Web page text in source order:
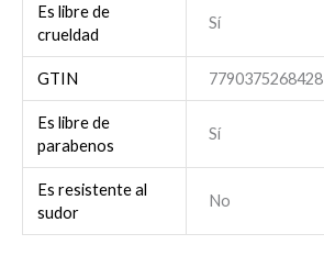
Es libre de
crueldad
Sí
GTIN 7790375268428
Es libre de
parabenos
Sí
Es resistente al
sudor
No